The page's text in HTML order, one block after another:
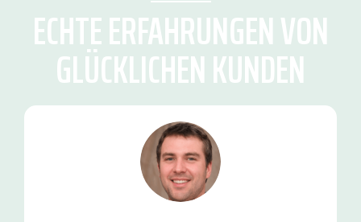
ECHTE ERFAHRUNGEN VON
GLÜCKLICHEN KUNDEN